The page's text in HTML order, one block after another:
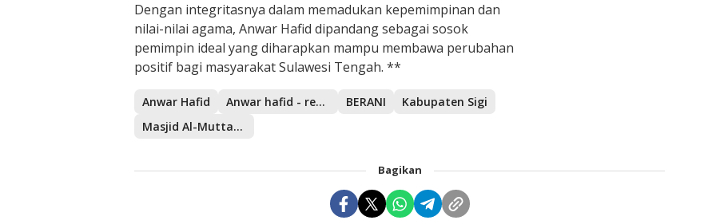
Dengan integritasnya dalam memadukan kepemimpinan dan
nilai-nilai agama, Anwar Hafid dipandang sebagai sosok
pemimpin ideal yang diharapkan mampu membawa perubahan
positif bagi masyarakat Sulawesi Tengah. **
Anwar Hafid Anwar hafid - reny a. Lamadjido BERANI
Kabupaten Sigi
Masjid Al-Muttaqin
Bagikan